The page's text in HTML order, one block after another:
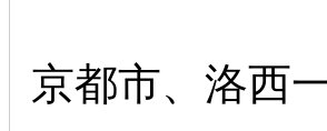
京都市、洛西